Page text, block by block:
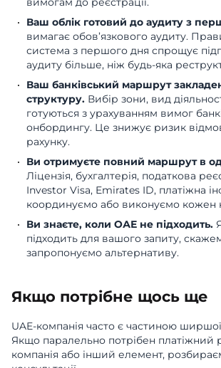
Ваш облік готовий до аудиту з
вимагає обов’язкового аудиту.
система з першого дня спрощує
аудиту більше, ніж будь-яка
Ваш банківський маршрут
структуру. Вибір зони, вид
готуються з урахуванням вимог
онбордингу. Це знижує ризик
рахунку.
Ви отримуєте повний маршрут в
Ліцензія, бухгалтерія, податкова
Investor Visa, Emirates ID, платіжна
координуємо або виконуємо кожен
Ви знаєте, коли ОАЕ не підходить.
підходить для вашого запиту,
запропонуємо альтернативу.
Якщо потрібне щось ще
UAE-компанія часто є частиною
Якщо паралельно потрібен платіжний
компанія або інший елемент,